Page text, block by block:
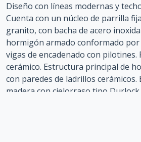
Diseño con líneas modernas y
Cuenta con un núcleo de parrilla
granito, con bacha de acero
hormigón armado conformado
vigas de encadenado con pilotines.
cerámico. Estructura principal de
con paredes de ladrillos cerámicos.
madera con cielorraso tipo